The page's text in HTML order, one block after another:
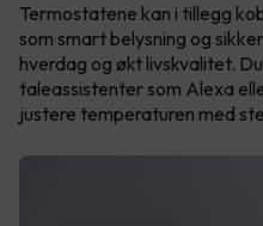
Termostatene kan i tillegg
som smart belysning og
hverdag og økt livskvalitet.
taleassistenter som Alexa
justere temperaturen med